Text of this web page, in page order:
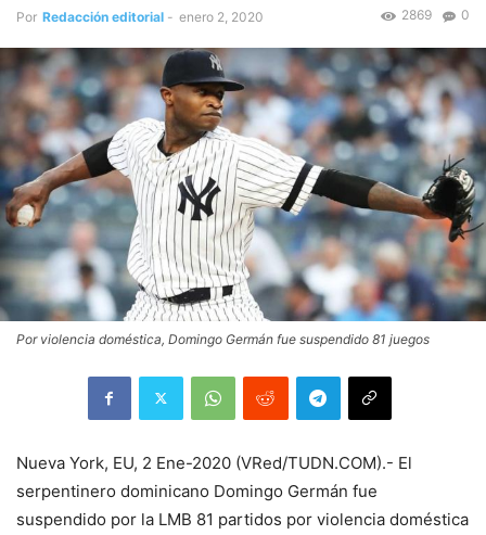
Por Redacción editorial - enero 2, 2020 0
2869
Por violencia doméstica, Domingo Germán fue suspendido 81 juegos
Nueva York, EU, 2 Ene-2020 (VRed/TUDN.COM).- El
serpentinero dominicano Domingo Germán fue
suspendido por la LMB 81 partidos por violencia doméstica